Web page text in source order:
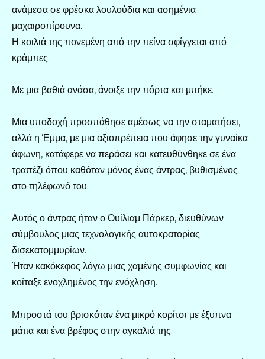
ανάμεσα σε φρέσκα λουλούδια και ασημένια
μαχαιροπίρουνα.
Η κοιλιά της πονεμένη από την πείνα σφίγγεται από
κράμπες.
Με μια βαθιά ανάσα, άνοιξε την πόρτα και μπήκε.
Μια υποδοχή προσπάθησε αμέσως να την σταματήσει,
αλλά η Έμμα, με μια αξιοπρέπεια που άφησε την γυναίκα
άφωνη, κατάφερε να περάσει και κατευθύνθηκε σε ένα
τραπέζι όπου καθόταν μόνος ένας άντρας, βυθισμένος
στο τηλέφωνό του.
Αυτός ο άντρας ήταν ο Ουίλιαμ Πάρκερ, διευθύνων
σύμβουλος μιας τεχνολογικής αυτοκρατορίας
δισεκατομμυρίων.
Ήταν κακόκεφος λόγω μιας χαμένης συμφωνίας και
κοίταξε ενοχλημένος την ενόχληση.
Μπροστά του βρισκόταν ένα μικρό κορίτσι με έξυπνα
μάτια και ένα βρέφος στην αγκαλιά της.